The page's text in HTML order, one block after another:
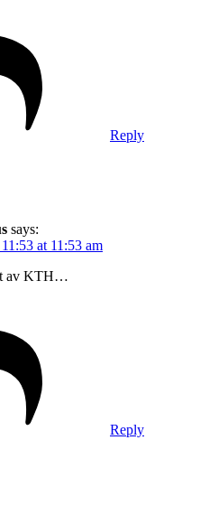
Reply
says:
at 11:53 am
av KTH…
Reply